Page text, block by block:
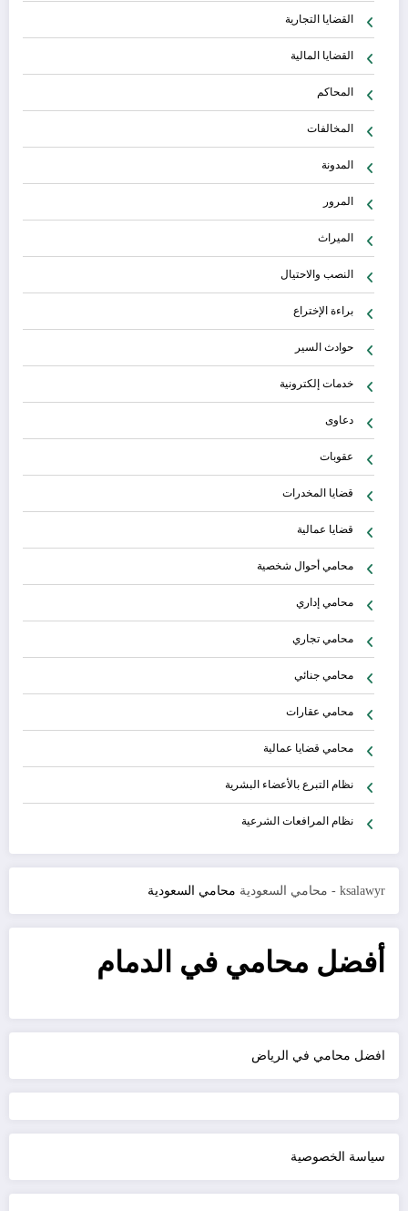
القضايا التجارية
القضايا المالية
المحاكم
المخالفات
المدونة
المرور
الميراث
النصب والاحتيال
براءة الإختراع
حوادث السير
خدمات إلكترونية
دعاوى
عقوبات
قضايا المخدرات
قضايا عمالية
محامي أحوال شخصية
محامي إداري
محامي تجاري
محامي جنائي
محامي عقارات
محامي قضايا عمالية
نظام التبرع بالأعضاء البشرية
نظام المرافعات الشرعية
ksalawyr - محامي السعودية محامي السعودية
أفضل محامي في الدمام
افضل محامي في الرياض
سياسة الخصوصية